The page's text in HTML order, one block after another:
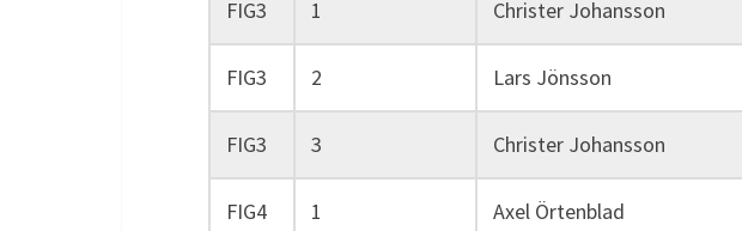
FIG3 1 Christer Johansson
FIG3 2 Lars Jönsson
FIG3 3 Christer Johansson
FIG4 1 Axel Örtenblad